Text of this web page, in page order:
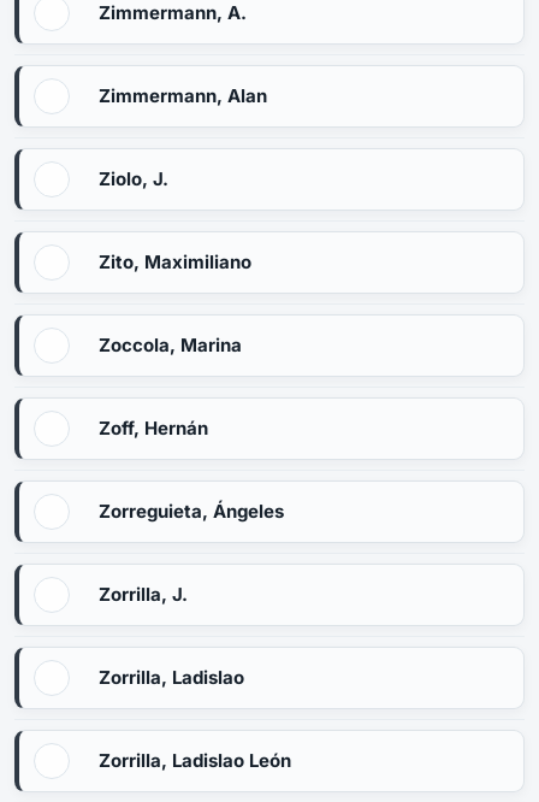
Zimmermann, A.
Zimmermann, Alan
Ziolo, J.
Zito, Maximiliano
Zoccola, Marina
Zoff, Hernán
Zorreguieta, Ángeles
Zorrilla, J.
Zorrilla, Ladislao
Zorrilla, Ladislao León